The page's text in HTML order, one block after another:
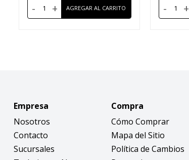
- + - +
Empresa
Nosotros
Contacto
Sucursales
Compra
Cómo Comprar
Mapa del Sitio
Política de Cambios